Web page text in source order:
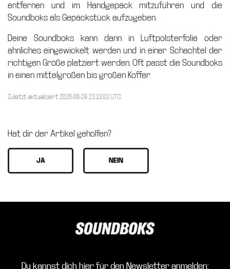
entfernen und im Handgepäck mitzuführen und die
Soundboks als Gepäckstück aufzugeben.
Deine Soundboks kann dann in Luftpolsterfolie oder
ähnliches eingewickelt werden und in einer Schachtel der
richtigen Größe platziert werden. Oft passt die Soundboks
in einen mittelgroßen bis großen Koffer.
Zuletzt aktualisiert 2026-06-29 23:13:03 UTC
Hat dir der Artikel geholfen?
Du kannst dich hier für den Newsletter anmelden: